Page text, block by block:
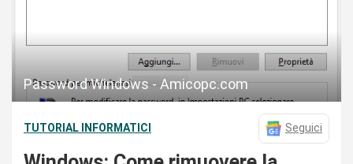
Password Windows - Amicopc.com
TUTORIAL INFORMATICI Seguici